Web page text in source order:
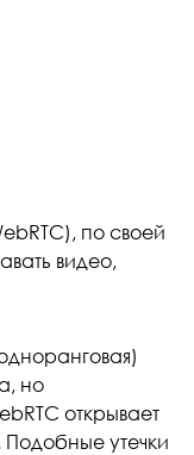
по своей
видео,
но
открывает
утечки